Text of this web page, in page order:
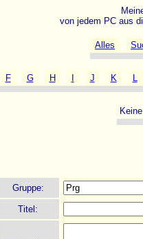
von jedem PC aus
Alles
F G H J K L
Gruppe:
Titel: